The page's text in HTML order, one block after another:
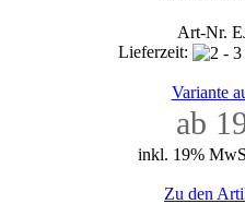
Art-Nr.
Lieferzeit:
Variante
ab
inkl. 19%
Zu den